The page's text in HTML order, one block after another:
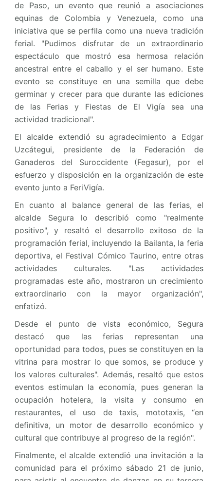
de Paso, un evento que reunió a asociaciones
equinas de Colombia y Venezuela, como una
iniciativa que se perfila como una nueva tradición
ferial. "Pudimos disfrutar de un extraordinario
espectáculo que mostró esa hermosa relación
ancestral entre el caballo y el ser humano. Este
evento se constituye en una semilla que debe
germinar y crecer para que durante las ediciones
de las Ferias y Fiestas de El Vigía sea una
actividad tradicional".
El alcalde extendió su agradecimiento a Edgar
Uzcátegui, presidente de la Federación de
Ganaderos del Suroccidente (Fegasur), por el
esfuerzo y disposición en la organización de este
evento junto a FeriVigía.
En cuanto al balance general de las ferias, el
alcalde Segura lo describió como "realmente
positivo", y resaltó el desarrollo exitoso de la
programación ferial, incluyendo la Bailanta, la feria
deportiva, el Festival Cómico Taurino, entre otras
actividades culturales. "Las actividades
programadas este año, mostraron un crecimiento
extraordinario con la mayor organización",
enfatizó.
Desde el punto de vista económico, Segura
destacó que las ferias representan una
oportunidad para todos, pues se constituyen en la
vitrina para mostrar lo que somos, se produce y
los valores culturales". Además, resaltó que estos
eventos estimulan la economía, pues generan la
ocupación hotelera, la visita y consumo en
restaurantes, el uso de taxis, mototaxis, “en
definitiva, un motor de desarrollo económico y
cultural que contribuye al progreso de la región".
Finalmente, el alcalde extendió una invitación a la
comunidad para el próximo sábado 21 de junio,